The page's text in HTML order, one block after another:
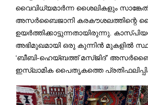
വൈവിധ്യമാർന്ന ശൈലികളും
അസർബൈജാനി കരകൗശലത്തിന്റെ
ഉയർത്തിക്കാട്ടുന്നതായിരുന്നു.
അഭിമുഖമായി ഒരു കുന്നിൻ മുകളിൽ
‘ബീബി-ഹെയ്ബത്ത് മസ്ജിദ്’
ഇസ്ലാമിക പൈതൃകത്തെ